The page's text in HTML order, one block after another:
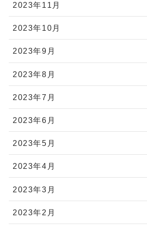
2023年11月
2023年10月
2023年9月
2023年8月
2023年7月
2023年6月
2023年5月
2023年4月
2023年3月
2023年2月